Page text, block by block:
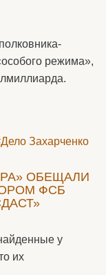
режима»,
Захарченко
ОБЕЩАЛИ
ФСБ
у
их